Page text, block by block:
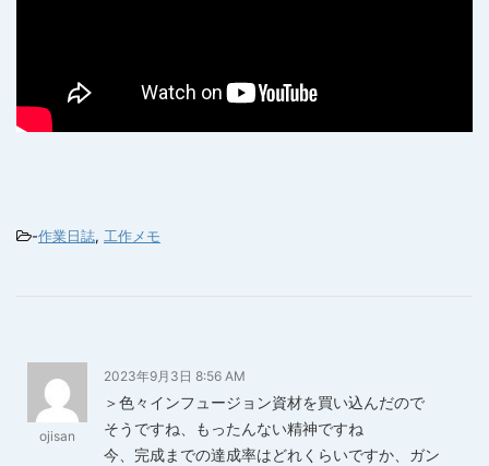
-作業日誌, 工作メモ
ojisan
2023年9月3日 8:56 AM
＞色々インフュージョン資材を買い込んだので
そうですね、もったんない精神ですね
今、完成までの達成率はどれくらいですか、ガン